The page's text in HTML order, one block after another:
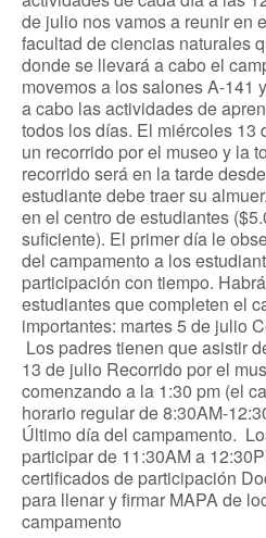
de julio nos vamos a reunir en
facultad de ciencias naturales
donde se llevará a cabo el
movemos a los salones A-141
a cabo las actividades de
todos los días. El miércoles 13
un recorrido por el museo y la
recorrido será en la tarde
estudiante debe traer su
en el centro de estudiantes
suficiente). El primer día le
del campamento a los
participación con tiempo.
estudiantes que completen el
importantes: martes 5 de julio
Los padres tienen que asistir
13 de julio Recorrido por el
comenzando a la 1:30 pm (el
horario regular de 8:30AM-
Último día del campamento.
participar de 11:30AM a
certificados de participación
para llenar y firmar MAPA de
campamento